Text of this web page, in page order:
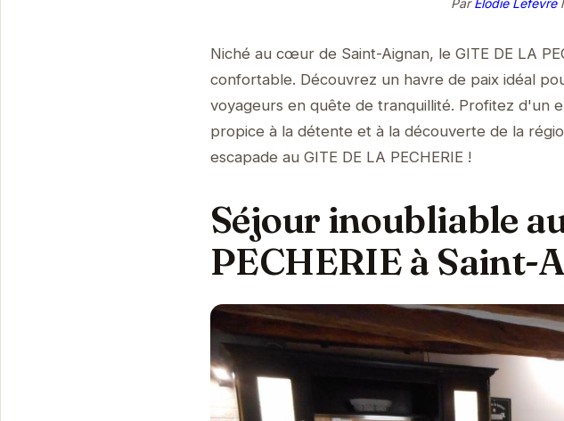
Niché au cœur de Saint-Aignan, le GITE DE LA
confortable. Découvrez un havre de paix idéal
voyageurs en quête de tranquillité. Profitez d'un
propice à la détente et à la découverte de la
escapade au GITE DE LA PECHERIE !
Séjour inoubliable
PECHERIE à Saint-